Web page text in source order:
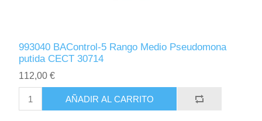
993040 BAControl-5 Rango Medio Pseudomona
putida CECT 30714
112,00 €
AÑADIR AL CARRITO